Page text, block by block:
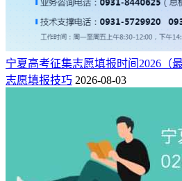
宁夏高考征集志愿填报时间2026（
志愿填报技巧 2026-08-03